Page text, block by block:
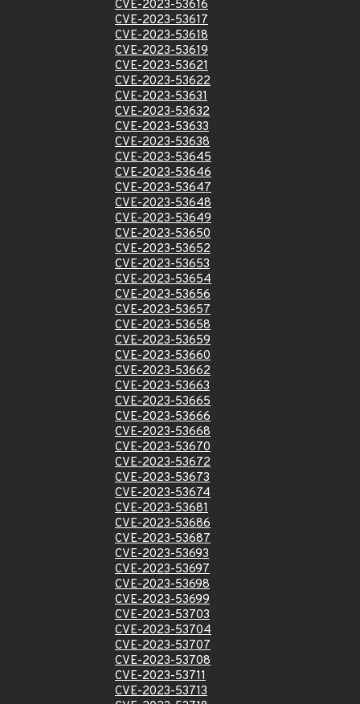
CVE-2023-53616
CVE-2023-53617
CVE-2023-53618
CVE-2023-53619
CVE-2023-53621
CVE-2023-53622
CVE-2023-53631
CVE-2023-53632
CVE-2023-53633
CVE-2023-53638
CVE-2023-53645
CVE-2023-53646
CVE-2023-53647
CVE-2023-53648
CVE-2023-53649
CVE-2023-53650
CVE-2023-53652
CVE-2023-53653
CVE-2023-53654
CVE-2023-53656
CVE-2023-53657
CVE-2023-53658
CVE-2023-53659
CVE-2023-53660
CVE-2023-53662
CVE-2023-53663
CVE-2023-53665
CVE-2023-53666
CVE-2023-53668
CVE-2023-53670
CVE-2023-53672
CVE-2023-53673
CVE-2023-53674
CVE-2023-53681
CVE-2023-53686
CVE-2023-53687
CVE-2023-53693
CVE-2023-53697
CVE-2023-53698
CVE-2023-53699
CVE-2023-53703
CVE-2023-53704
CVE-2023-53707
CVE-2023-53708
CVE-2023-53711
CVE-2023-53713